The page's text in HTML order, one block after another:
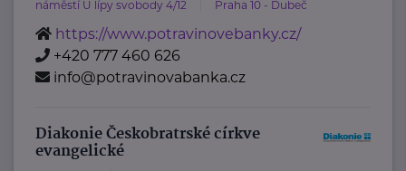
náměstí U lípy svobody 4/12 Praha 10 - Dubeč
https://www.potravinovebanky.cz/
+420 777 460 626
info@potravinovabanka.cz
Diakonie Českobratrské církve
evangelické